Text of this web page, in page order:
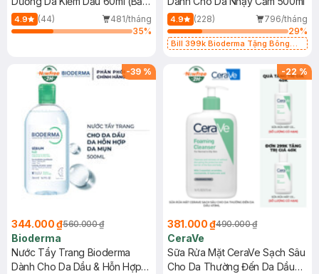
Mới)
4.9 (44)
481/tháng
35%
4.9 (228)
796/tháng
29%
Bill 399k Bioderma Tặng Bông
-39 %
344.000 ₫560.000 ₫
Bioderma
Nước Tẩy Trang Bioderma
Dành Cho Da Dầu & Hỗn Hợp
-22 %
381.000 ₫490.000 ₫
CeraVe
Sữa Rửa Mặt CeraVe Sạch Sâu
Cho Da Thường Đến Da Dầu